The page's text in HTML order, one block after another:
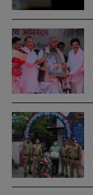
N
a
m
e
*
E
m
a
N
a
m
e
*
E
m
a